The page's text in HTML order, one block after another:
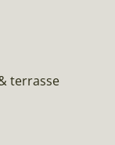
terrasse